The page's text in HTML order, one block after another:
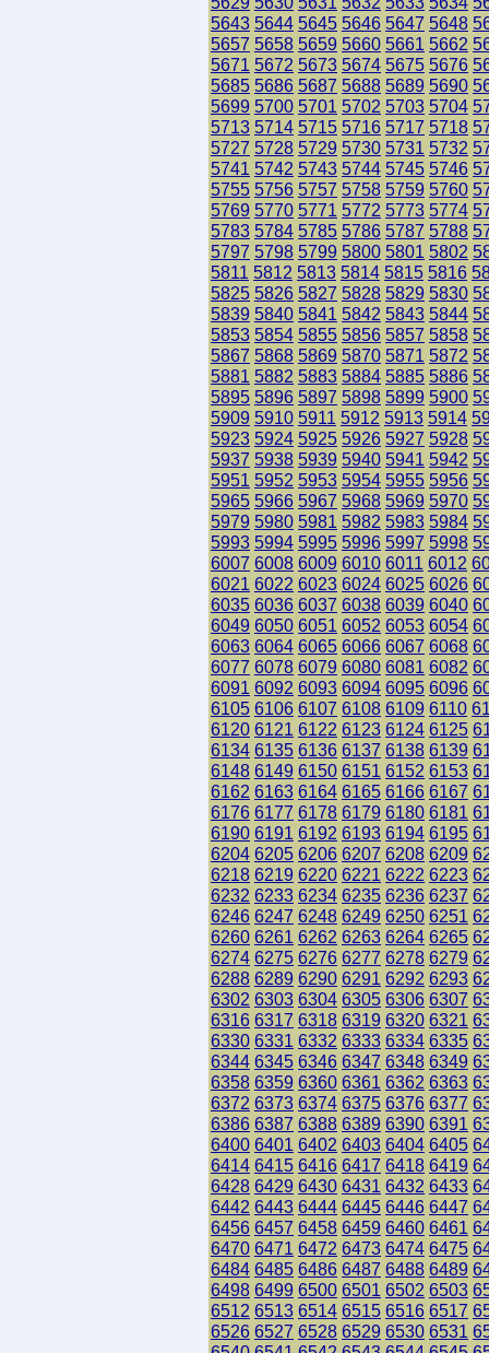
5643 5644 5645 5646 5647 5648
5657 5658 5659 5660 5661 5662
5671 5672 5673 5674 5675 5676
5685 5686 5687 5688 5689 5690
5699 5700 5701 5702 5703 5704
5713 5714 5715 5716 5717 5718
5727 5728 5729 5730 5731 5732
5741 5742 5743 5744 5745 5746
5755 5756 5757 5758 5759 5760
5769 5770 5771 5772 5773 5774
5783 5784 5785 5786 5787 5788
5797 5798 5799 5800 5801 5802
5811 5812 5813 5814 5815 5816
5825 5826 5827 5828 5829 5830
5839 5840 5841 5842 5843 5844
5853 5854 5855 5856 5857 5858
5867 5868 5869 5870 5871 5872
5881 5882 5883 5884 5885 5886
5895 5896 5897 5898 5899 5900
5909 5910 5911 5912 5913 5914
5923 5924 5925 5926 5927 5928
5937 5938 5939 5940 5941 5942
5951 5952 5953 5954 5955 5956
5965 5966 5967 5968 5969 5970
5979 5980 5981 5982 5983 5984
5993 5994 5995 5996 5997 5998
6007 6008 6009 6010 6011 6012
6021 6022 6023 6024 6025 6026
6035 6036 6037 6038 6039 6040
6049 6050 6051 6052 6053 6054
6063 6064 6065 6066 6067 6068
6077 6078 6079 6080 6081 6082
6091 6092 6093 6094 6095 6096
6105 6106 6107 6108 6109 6110
6120 6121 6122 6123 6124 6125
6134 6135 6136 6137 6138 6139
6148 6149 6150 6151 6152 6153
6162 6163 6164 6165 6166 6167
6176 6177 6178 6179 6180 6181
6190 6191 6192 6193 6194 6195
6204 6205 6206 6207 6208 6209
6218 6219 6220 6221 6222 6223
6232 6233 6234 6235 6236 6237
6246 6247 6248 6249 6250 6251
6260 6261 6262 6263 6264 6265
6274 6275 6276 6277 6278 6279
6288 6289 6290 6291 6292 6293
6302 6303 6304 6305 6306 6307
6316 6317 6318 6319 6320 6321
6330 6331 6332 6333 6334 6335
6344 6345 6346 6347 6348 6349
6358 6359 6360 6361 6362 6363
6372 6373 6374 6375 6376 6377
6386 6387 6388 6389 6390 6391
6400 6401 6402 6403 6404 6405
6414 6415 6416 6417 6418 6419
6428 6429 6430 6431 6432 6433
6442 6443 6444 6445 6446 6447
6456 6457 6458 6459 6460 6461
6470 6471 6472 6473 6474 6475
6484 6485 6486 6487 6488 6489
6498 6499 6500 6501 6502 6503
6512 6513 6514 6515 6516 6517
6526 6527 6528 6529 6530 6531